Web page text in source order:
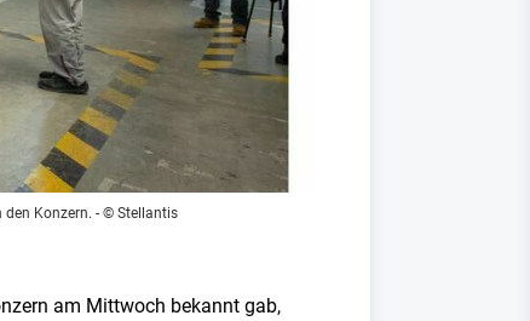
Konzern. - © Stellantis
am Mittwoch bekannt gab,